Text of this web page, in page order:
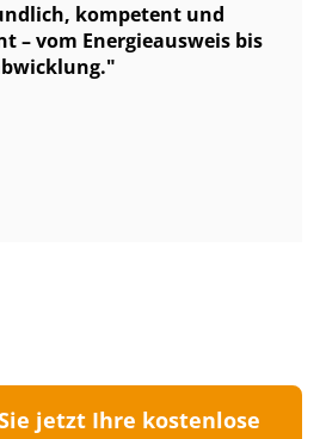
kompetent und
– vom Energieausweis bis
jetzt Ihre kostenlose